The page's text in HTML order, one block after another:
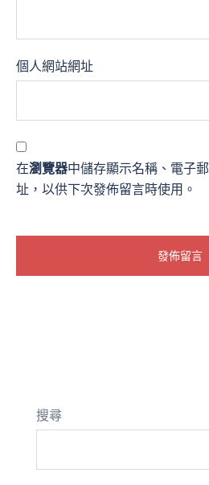
個人網站網址
在瀏覽器中儲存顯示名稱、電子
址，以供下次發佈留言時使用。
搜尋